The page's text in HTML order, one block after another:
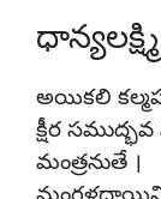
ధాన్యలక్ష్మి
అయికలి
క్షీర
మంత్రనుతే ।
మంగళదాయిని